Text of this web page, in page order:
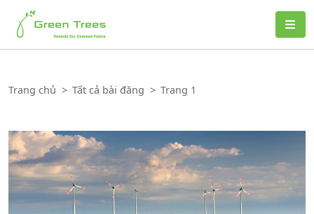
Green Trees
Trang chủ > Tất cả bài đăng > Trang 1